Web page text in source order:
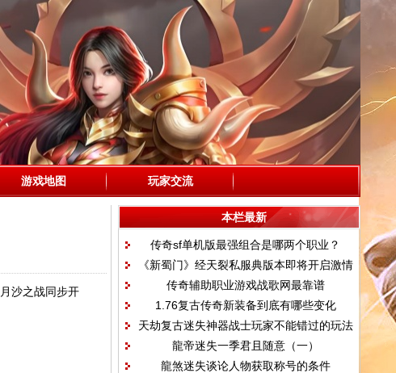
游戏地图 玩家交流
沙之战同步开
本栏最新
传奇sf单机版最强组合是哪两个职业？
《新蜀门》经天裂私服典版本即将开启激情
再次来袭
传奇辅助职业游戏战歌网最靠谱
1.76复古传奇新装备到底有哪些变化
天劫复古迷失神器战士玩家不能错过的玩法
龍帝迷失一季君且随意（一）
龍煞迷失谈论人物获取称号的条件